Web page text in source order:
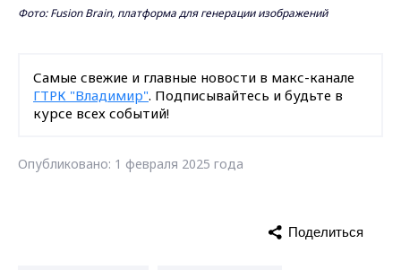
Фото: Fusion Brain, платформа для генерации изображений
Самые свежие и главные новости в макс-канале
ГТРК "Владимир". Подписывайтесь и будьте в
курсе всех событий!
Опубликовано: 1 февраля 2025 года
Поделиться